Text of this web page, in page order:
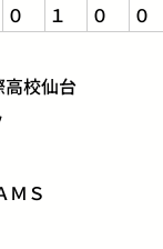
０ １ ０ ０
校仙台
ＭＳ